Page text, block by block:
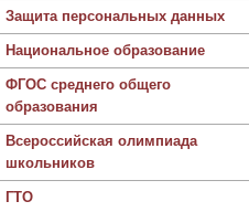
Защита персональных данных
Национальное образование
ФГОС среднего общего
образования
Всероссийская олимпиада
школьников
ГТО